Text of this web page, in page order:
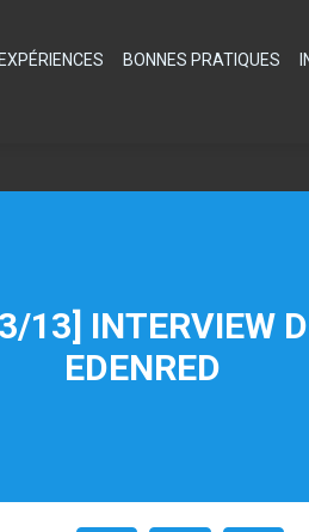
BONNES PRATIQUES
13] INTERVIEW
EDENRED